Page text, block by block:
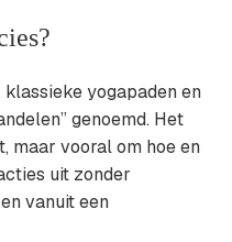
yogapaden en
genoemd. Het
maar vooral om hoe en
uit zonder
vanuit een